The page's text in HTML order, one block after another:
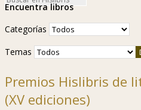
Encuentra libros
Categorías
Temas
Premios Hislibris de
(XV ediciones)